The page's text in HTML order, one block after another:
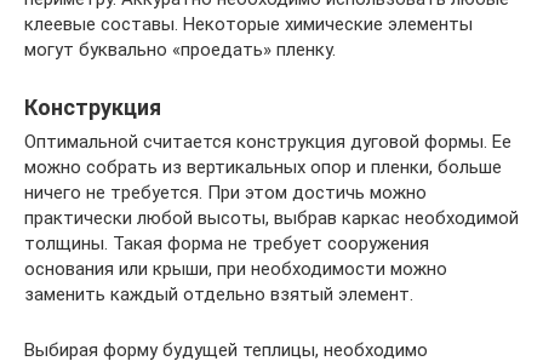
клеевые составы. Некоторые химические элементы
могут буквально «проедать» пленку.
Конструкция
Оптимальной считается конструкция дуговой формы. Ее
можно собрать из вертикальных опор и пленки, больше
ничего не требуется. При этом достичь можно
практически любой высоты, выбрав каркас необходимой
толщины. Такая форма не требует сооружения
основания или крыши, при необходимости можно
заменить каждый отдельно взятый элемент.
Выбирая форму будущей теплицы, необходимо